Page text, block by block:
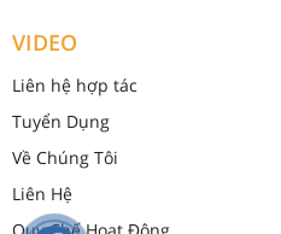
VIDEO
Liên hệ hợp tác
Tuyển Dụng
Về Chúng Tôi
Liên Hệ
Quy Chế Hoạt Động